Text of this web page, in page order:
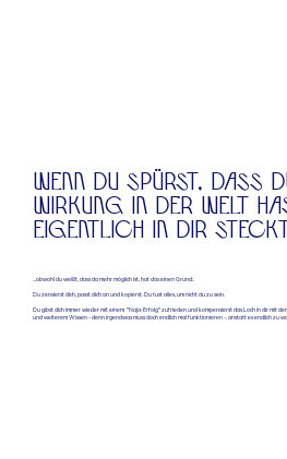
WENN DU SPÜRST, DASS
WIRKUNG IN DER WELT
EIGENTLICH IN DIR
...obwohl du weißt, dass da mehr möglich ist, hat das einen Grund:.
Du zensierst dich, passt dich an und kopierst. Du tust alles, um nicht du zu sein.
Du gibst dich immer wieder mit einem "Naja-Erfolg" zufrieden und kompensierst das Loch in dir mit
und weiterem Wissen - denn irgendwas muss doch endlich mal funktionieren -, anstatt es endlich zu